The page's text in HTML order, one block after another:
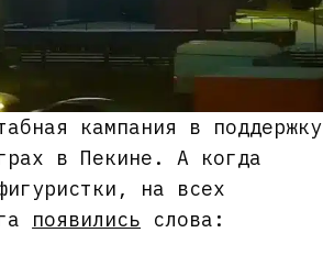
кампания в поддержку
в Пекине. А когда
на всех
появились слова: